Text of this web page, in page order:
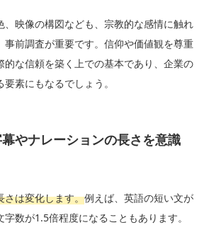
、映像の構図なども、宗教的な感情に触れ
事前調査が重要です。信仰や価値観を尊重
的な信頼を築く上での基本であり、企業の
素にもなるでしょう。
やナレーションの長さを意識
さは変化します。例えば、英語の短い文が
数が1.5倍程度になることもあります。